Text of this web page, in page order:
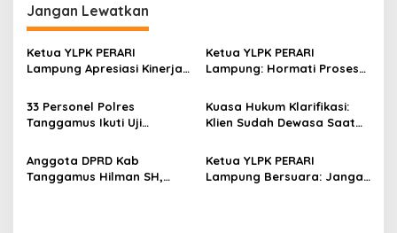
a
s
i
o
Jangan Lewatkan
Ketua YLPK PERARI
Lampung Apresiasi Kinerja
Laporan Slamet Riyadi
Putra Masuk Tahap
Perkembangan
Ketua YLPK PERARI
Lampung: Hormati Proses
Kepentingan Pribadi dalam
Isu Pergantian Sekda dan
33 Personel Polres
Tanggamus Ikuti Uji
Pengajuan Pinjam Pakai
Senpi
Kuasa Hukum Klarifikasi:
Klien Sudah Dewasa Saat
Anggota DPRD Kab
Tanggamus Hilman SH,
Ketua YLPK PERARI
Lampung Bersuara: Jangan